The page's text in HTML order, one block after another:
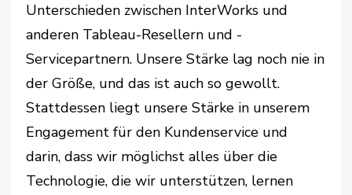
Unterschieden zwischen InterWorks und
anderen Tableau-Resellern und -
Servicepartnern. Unsere Stärke lag noch nie in
der Größe, und das ist auch so gewollt.
Stattdessen liegt unsere Stärke in unserem
Engagement für den Kundenservice und
darin, dass wir möglichst alles über die
Technologie, die wir unterstützen, lernen